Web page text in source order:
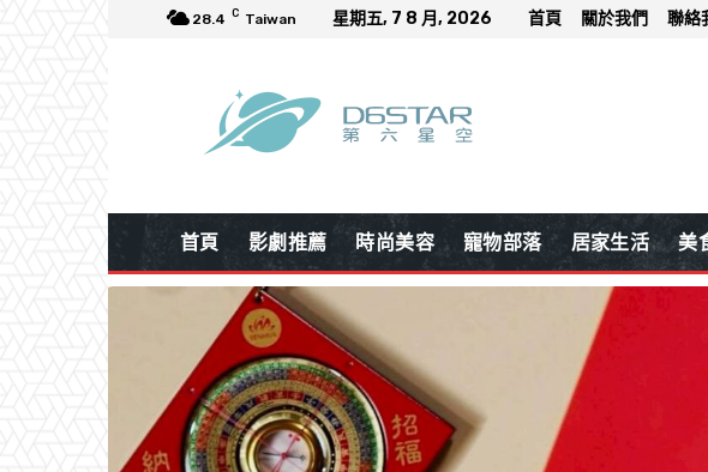
28.4 C Taiwan 星期五, 7 8 月, 2026 首頁 關於我們 聯絡
首頁 影劇推薦 時尚美容 寵物部落 居家生活 美